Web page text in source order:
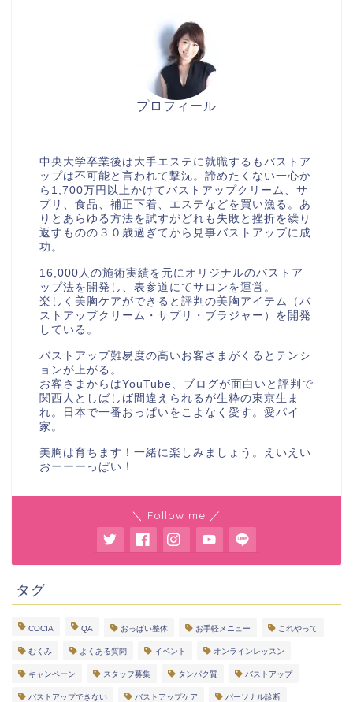
プロフィール
中央大学卒業後は大手エステに就職するもバストア
ップは不可能と言われて撃沈。諦めたくない一心か
ら1,700万円以上かけてバストアップクリーム、サ
プリ、食品、補正下着、エステなどを買い漁る。あ
りとあらゆる方法を試すがどれも失敗と挫折を繰り
返すものの３０歳過ぎてから見事バストアップに成
功。
16,000人の施術実績を元にオリジナルのバストア
ップ法を開発し、表参道にてサロンを運営。
楽しく美胸ケアができると評判の美胸アイテム（バ
ストアップクリーム・サプリ・ブラジャー）を開発
している。
バストアップ難易度の高いお客さまがくるとテンシ
ョンが上がる。
お客さまからはYouTube、ブログが面白いと評判で
関西人としばしば間違えられるが生粋の東京生ま
れ。日本で一番おっぱいをこよなく愛す。愛パイ
家。
美胸は育ちます！一緒に楽しみましょう。えいえい
おーーーっぱい！
＼ Follow me ／
タグ
COCIA QA おっぱい整体 お手軽メニュー これやって
むくみ よくある質問 イベント オンラインレッスン
キャンペーン スタッフ募集 タンパク質 バストアップ
バストアップできない バストアップケア パーソナル診断